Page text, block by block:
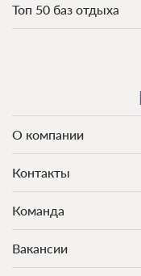
Топ 50 баз отдыха
О компании
Контакты
Команда
Вакансии